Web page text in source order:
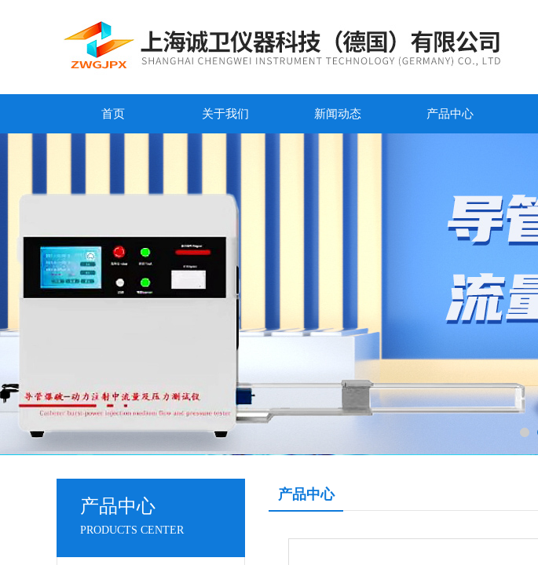
首页 关于我们 新闻动态 产品中心
产品中心
PRODUCTS CENTER
产品中心